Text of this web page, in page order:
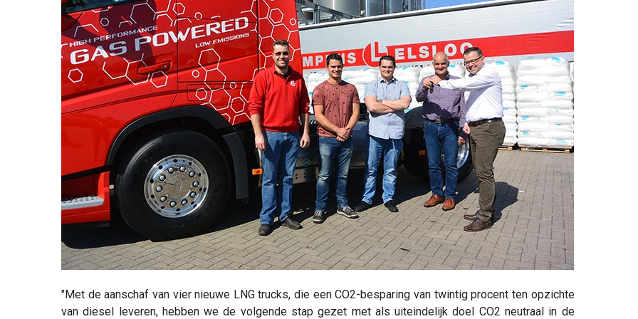
"Met de aanschaf van vier nieuwe LNG trucks, die een CO2-besparing van twintig procent ten opzichte
van diesel leveren, hebben we de volgende stap gezet met als uiteindelijk doel CO2 neutraal in de